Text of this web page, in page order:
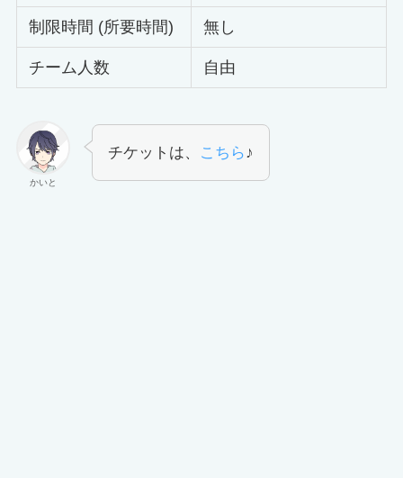
制限時間 (所要時間) 無し
チーム人数 自由
かいと
チケットは、 こちら♪